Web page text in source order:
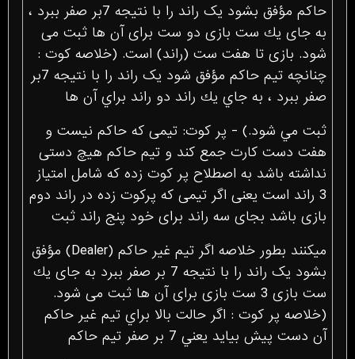
حاكم مؤفق بشود یک راند را با نتیجه 7بر صفر ببرد ،
به جای یك ست بازی دو ست برای آن ها ثبت می
شود. بازی تا هفت ست (راند) است. (خلاصه کوت :
چنانچه تيم حاكم مؤفق شود یک راند را با نتيجه 7بر
صفر ببرد ، به جاي يك راند دو راند براي آن ها
ثبت مي شود.) - پر کوت: تیمی که حاکم نیست و
هفت دست کارت جمع کند و تیم حاکم هیچ دستی
نداشته باشد به اصطلاح پر کوت زده که شامل امتیاز
3 راند است یعنی اگر تیمی که پرکوت زده در راند دوم
بازی باشد بجای سه راند برای خود پنج راند ثبت
میکنند بطور خلاصه اگر تیم غیر حاكم (Dealer) مؤفق
بشود یک راند را با نتیجه 7 بر صفر ببرد به جای یك
ست بازی 3 ست بازی برای آن ها ثبت می شود.
(خلاصه پر کوت : اگر حالت بالا براي تيم غير حاكم
آن دست پيش بيايد يعني 7 بر صفر تيم حاكم